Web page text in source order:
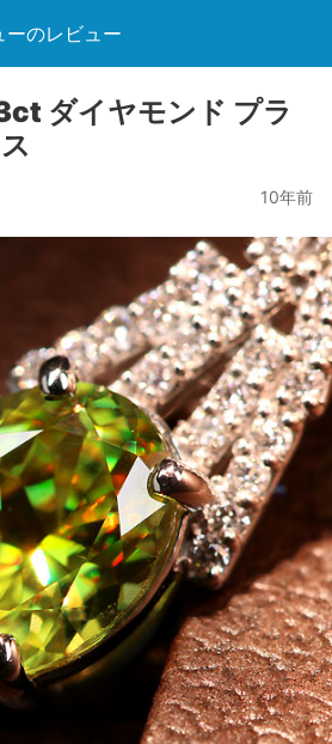
ーのレビュー
ダイヤモンド プラ
10年前